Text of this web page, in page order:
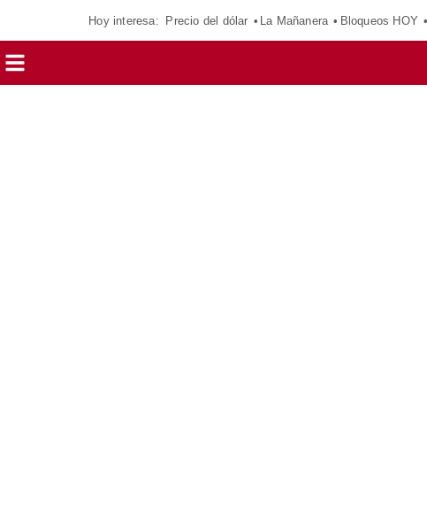
Hoy interesa: Precio del dólar La Mañanera Bloqueos HOY